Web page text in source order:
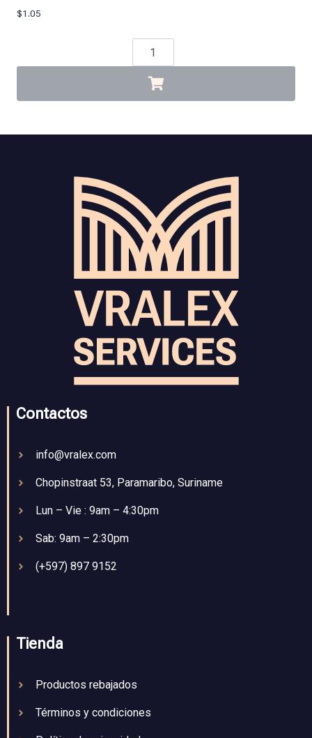
$1.05
Contactos
info@vralex.com
Chopinstraat 53, Paramaribo, Suriname
Lun – Vie : 9am – 4:30pm
Sab: 9am – 2:30pm
(+597) 897 9152
Tienda
Productos rebajados
Términos y condiciones